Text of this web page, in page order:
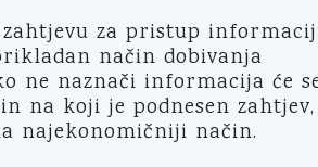
za pristup
način dobivanja
ne naznači informacija će
na koji je podnesen zahtjev,
najekonomičniji način.